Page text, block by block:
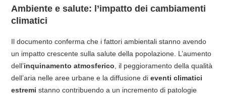
Ambiente e salute: l’impatto dei cambiamenti
climatici
Il documento conferma che i fattori ambientali stanno avendo
un impatto crescente sulla salute della popolazione. L’aumento
dell’inquinamento atmosferico, il peggioramento della qualità
dell’aria nelle aree urbane e la diffusione di eventi climatici
estremi stanno contribuendo a un incremento di patologie